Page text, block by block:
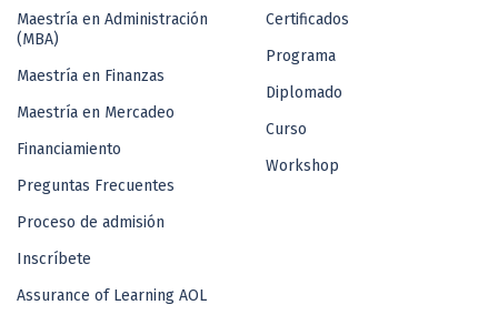
Maestría en Administración
(MBA)
Maestría en Finanzas
Maestría en Mercadeo
Financiamiento
Preguntas Frecuentes
Proceso de admisión
Inscríbete
Assurance of Learning AOL
Certificados
Programa
Diplomado
Curso
Workshop